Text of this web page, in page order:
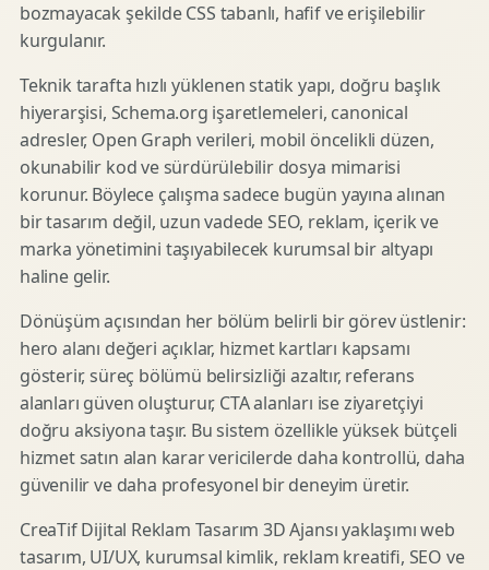
bozmayacak şekilde CSS tabanlı, hafif ve erişilebilir
kurgulanır.
Teknik tarafta hızlı yüklenen statik yapı, doğru başlık
hiyerarşisi, Schema.org işaretlemeleri, canonical
adresler, Open Graph verileri, mobil öncelikli düzen,
okunabilir kod ve sürdürülebilir dosya mimarisi
korunur. Böylece çalışma sadece bugün yayına alınan
bir tasarım değil, uzun vadede SEO, reklam, içerik ve
marka yönetimini taşıyabilecek kurumsal bir altyapı
haline gelir.
Dönüşüm açısından her bölüm belirli bir görev üstlenir:
hero alanı değeri açıklar, hizmet kartları kapsamı
gösterir, süreç bölümü belirsizliği azaltır, referans
alanları güven oluşturur, CTA alanları ise ziyaretçiyi
doğru aksiyona taşır. Bu sistem özellikle yüksek bütçeli
hizmet satın alan karar vericilerde daha kontrollü, daha
güvenilir ve daha profesyonel bir deneyim üretir.
CreaTif Dijital Reklam Tasarım 3D Ajansı yaklaşımı web
tasarım, UI/UX, kurumsal kimlik, reklam kreatifi, SEO ve